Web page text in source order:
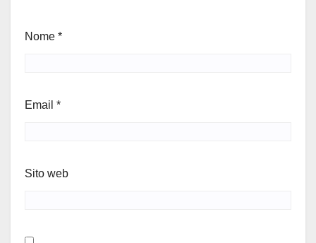
Nome *
Email *
Sito web